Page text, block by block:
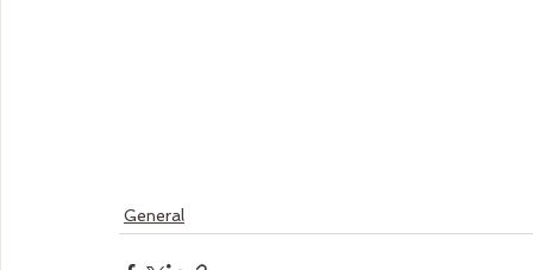
General